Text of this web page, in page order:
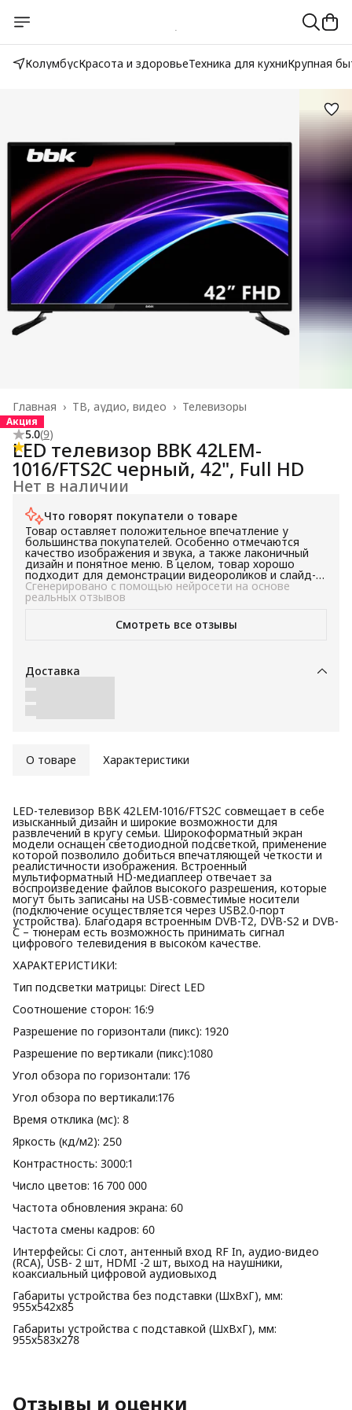
КолумбусКрасота и здоровьеТехника для кухниКрупная
Телевизоры
ТВ, аудио, видео ›
Главная ›
Акция
5.0(9)
LED телевизор BBK 42LEM-
1016/FTS2C черный, 42", Full HD
Нет в наличии
Что говорят покупатели о товаре
Товар оставляет положительное впечатление у
большинства покупателей. Особенно отмечаются
качество изображения и звука, а также лаконичный
дизайн и понятное меню. В целом, товар хорошо
подходит для демонстрации видеороликов и слайд-
шоу в офисе или дома.
Сгенерировано с помощью нейросети на основе
реальных отзывов
Смотреть все отзывы
Доставка
О товаре Характеристики
LED-телевизор BBK 42LEM-1016/FTS2C совмещает в себе
изысканный дизайн и широкие возможности для
развлечений в кругу семьи. Широкоформатный экран
модели оснащен светодиодной подсветкой, применение
которой позволило добиться впечатляющей четкости и
реалистичности изображения. Встроенный
мультиформатный HD-медиаплеер отвечает за
воспроизведение файлов высокого разрешения, которые
могут быть записаны на USB-совместимые носители
(подключение осуществляется через USB2.0-порт
устройства). Благодаря встроенным DVB-T2, DVB-S2 и DVB-
С – тюнерам есть возможность принимать сигнал
цифрового телевидения в высоком качестве.
ХАРАКТЕРИСТИКИ:
Тип подсветки матрицы: Direct LED
Соотношение сторон: 16:9
Разрешение по горизонтали (пикс): 1920
Разрешение по вертикали (пикс):1080
Угол обзора по горизонтали: 176
Угол обзора по вертикали:176
Время отклика (мс): 8
Яркость (кд/м2): 250
Контрастность: 3000:1
Число цветов: 16 700 000
Частота обновления экрана: 60
Частота смены кадров: 60
Интерфейсы: Ci слот, антенный вход RF In, аудио-видео
(RCA), USB- 2 шт, HDMI -2 шт, выход на наушники,
коаксиальный цифровой аудиовыход
Габариты устройства без подставки (ШхВхГ), мм:
955х542х85
Габариты устройства с подставкой (ШхВхГ), мм:
955х583х278
Отзывы и оценки